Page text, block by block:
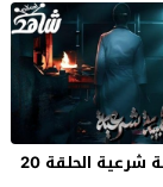
الحلقة 20